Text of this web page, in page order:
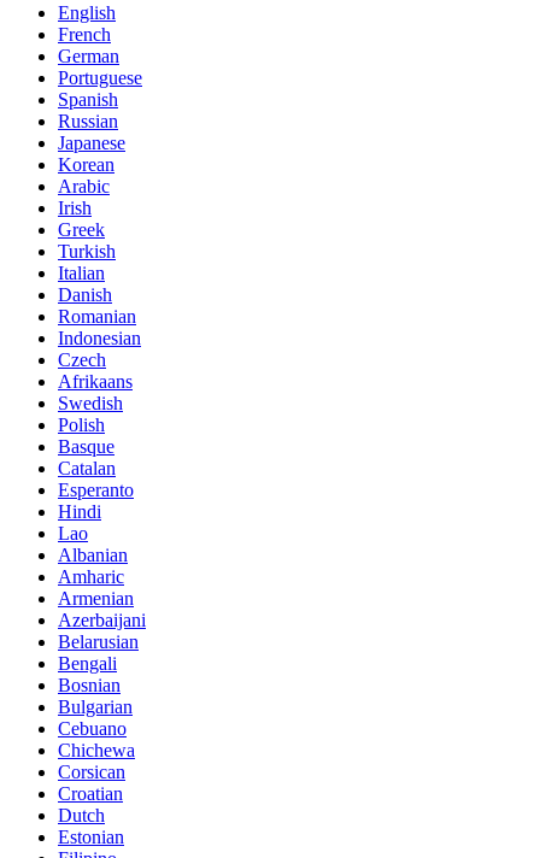
English
French
German
Portuguese
Spanish
Russian
Japanese
Korean
Arabic
Irish
Greek
Turkish
Italian
Danish
Romanian
Indonesian
Czech
Afrikaans
Swedish
Polish
Basque
Catalan
Esperanto
Hindi
Lao
Albanian
Amharic
Armenian
Azerbaijani
Belarusian
Bengali
Bosnian
Bulgarian
Cebuano
Chichewa
Corsican
Croatian
Dutch
Estonian